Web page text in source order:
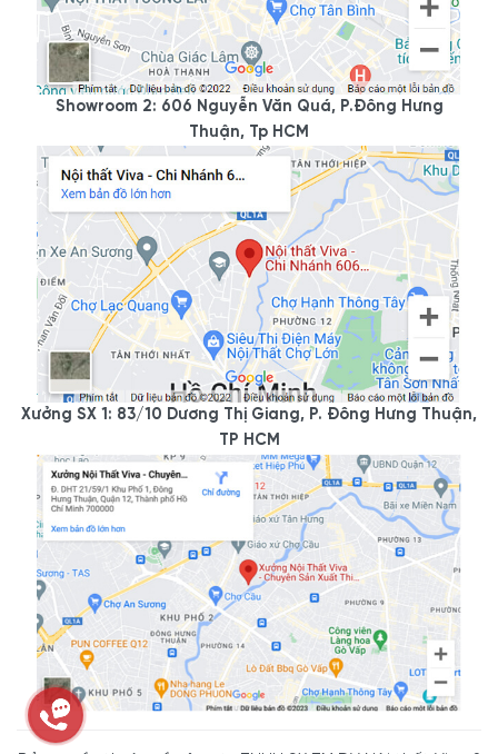
Showroom 2: 606 Nguyễn Văn Quá, P.Đông Hưng
Thuận, Tp HCM
Xưởng SX 1: 83/10 Dương Thị Giang, P. Đông Hưng Thuận,
TP HCM